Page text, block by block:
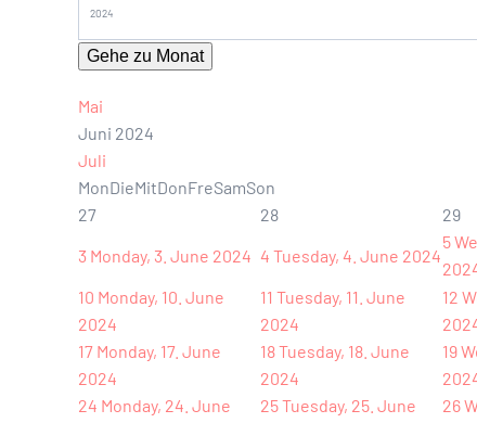
Gehe zu Monat
Mai
Juni 2024
Juli
MonDieMitDonFreSamSon
27
28 29
3 Monday, 3. June 2024 4 Tuesday, 4. June 2024
5
10 Monday, 10. June
2024
11 Tuesday, 11. June
2024
12
17 Monday, 17. June
2024
18Tuesday, 18. June
2024
19
24 Monday, 24. June
25Tuesday, 25. June
26